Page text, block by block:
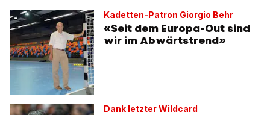
Kadetten-Patron Giorgio Behr
«Seit dem Europa-Out sind
wir im Abwärtstrend»
Dank letzter Wildcard